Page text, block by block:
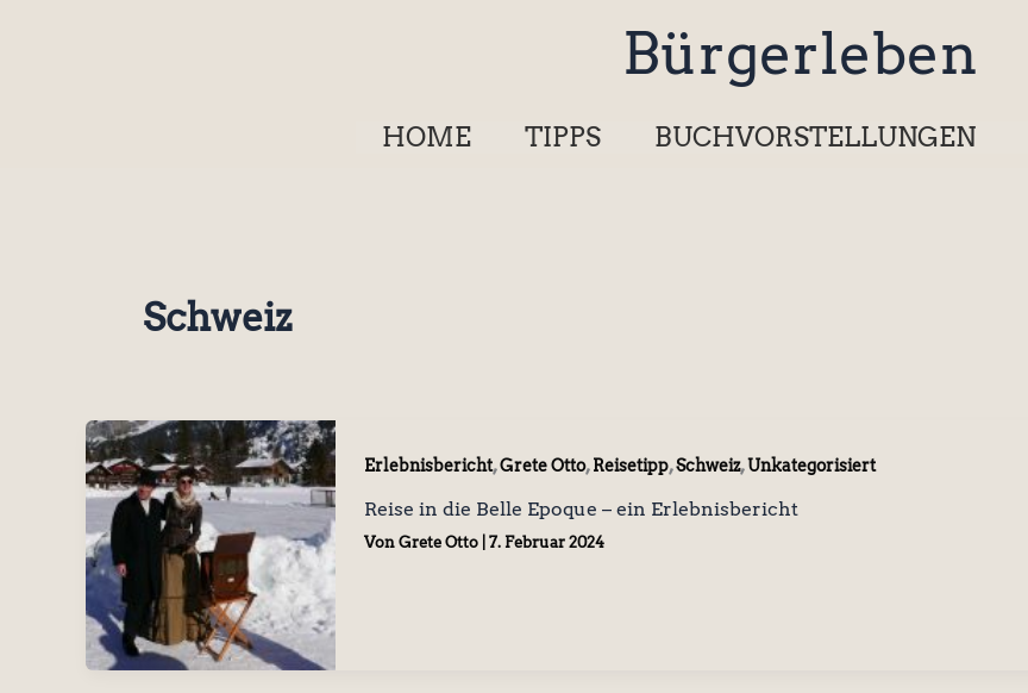
Bürgerleben
HOME TIPPS BUCHVORSTELLUNGEN
Schweiz
Erlebnisbericht,Grete Otto,Reisetipp,Schweiz,Unkategorisiert
Reise in die Belle Epoque – ein Erlebnisbericht
Von Grete Otto 7. Februar 2024